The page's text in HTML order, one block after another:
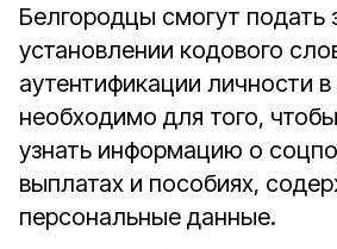
Белгородцы смогут подать
установлении кодового
аутентификации личности
необходимо для того,
узнать информацию о
выплатах и пособиях,
персональные данные.